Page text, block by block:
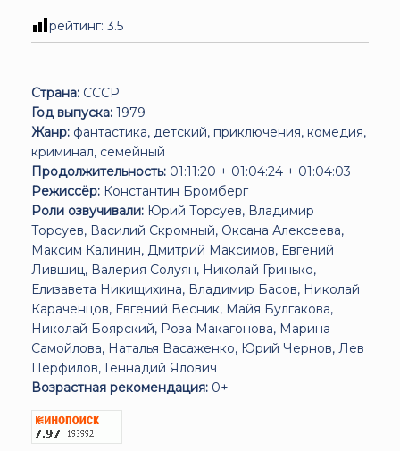
рейтинг:3.5
Страна: СССР
Год выпуска: 1979
Жанр: фантастика, детский, приключения, комедия,
криминал, семейный
Продолжительность: 01:11:20 + 01:04:24 + 01:04:03
Режиссёр: Константин Бромберг
Роли озвучивали: Юрий Торсуев, Владимир
Торсуев, Василий Скромный, Оксана Алексеева,
Максим Калинин, Дмитрий Максимов, Евгений
Лившиц, Валерия Солуян, Николай Гринько,
Елизавета Никищихина, Владимир Басов, Николай
Караченцов, Евгений Весник, Майя Булгакова,
Николай Боярский, Роза Макагонова, Марина
Самойлова, Наталья Васаженко, Юрий Чернов, Лев
Перфилов, Геннадий Ялович
Возрастная рекомендация: 0+